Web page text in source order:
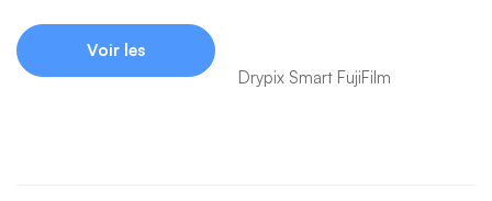
Voir les
Drypix Smart FujiFilm